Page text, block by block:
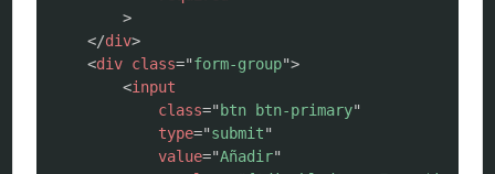
>
</div>
<div class="form-group">
<input
class=" btn btn-primary"
type="submit"
value="Añadir"